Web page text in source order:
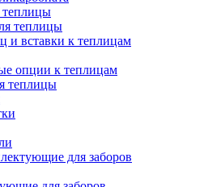
теплицы
и вставки к теплицам
опции к теплицам
теплицы
для заборов